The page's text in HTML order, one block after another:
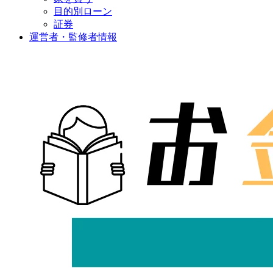
目的別ローン
証券
運営者・監修者情報